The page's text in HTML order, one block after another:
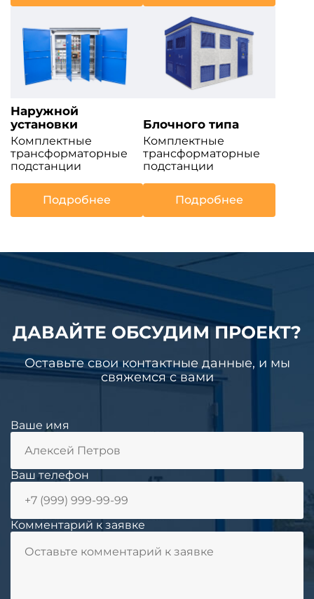
Наружной
установки
Комплектные
трансформаторные
подстанции
Подробнее
Блочного типа
Комплектные
трансформаторные
подстанции
Подробнее
ДАВАЙТЕ ОБСУДИМ ПРОЕКТ?
Оставьте свои контактные данные, и мы
свяжемся с вами
Ваше имя
Ваш телефон
Комментарий к заявке